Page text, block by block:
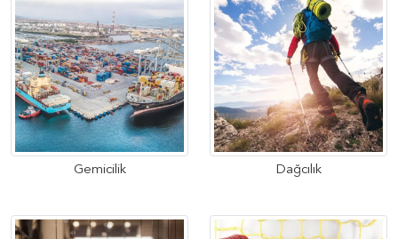
Gemicilik Dağcılık